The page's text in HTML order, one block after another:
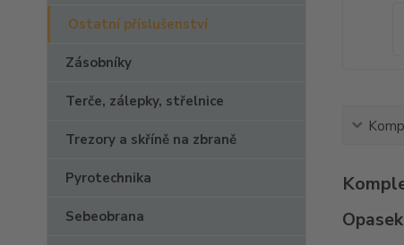
Ostatní příslušenství
Zásobníky
Terče, zálepky, střelnice
Trezory a skříně na zbraně
Pyrotechnika
Sebeobrana